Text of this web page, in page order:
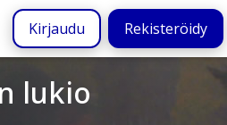
Kirjaudu Rekisteröidy
lukio